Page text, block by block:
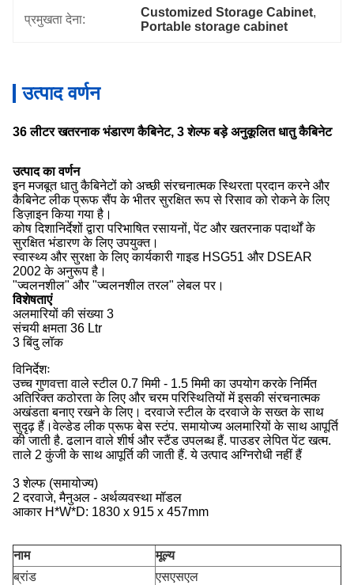
प्रमुखता देना:
Customized Storage Cabinet,
Portable storage cabinet
उत्पाद वर्णन
36 लीटर खतरनाक भंडारण कैबिनेट, 3 शेल्फ बड़े अनुकूलित धातु कैबिनेट
उत्पाद का वर्णन
इन मजबूत धातु कैबिनेटों को अच्छी संरचनात्मक स्थिरता प्रदान करने और
कैबिनेट लीक प्रूफ सैंप के भीतर सुरक्षित रूप से रिसाव को रोकने के लिए
डिज़ाइन किया गया है।
कोष दिशानिर्देशों द्वारा परिभाषित रसायनों, पेंट और खतरनाक पदार्थों के
सुरक्षित भंडारण के लिए उपयुक्त।
स्वास्थ्य और सुरक्षा के लिए कार्यकारी गाइड HSG51 और DSEAR
2002 के अनुरूप है।
"ज्वलनशील" और "ज्वलनशील तरल" लेबल पर।
विशेषताएं
अलमारियों की संख्या 3
संचयी क्षमता 36 Ltr
3 बिंदु लॉक
विनिर्देशः
उच्च गुणवत्ता वाले स्टील 0.7 मिमी - 1.5 मिमी का उपयोग करके निर्मित
अतिरिक्त कठोरता के लिए और चरम परिस्थितियों में इसकी संरचनात्मक
अखंडता बनाए रखने के लिए। दरवाजे स्टील के दरवाजे के सख्त के साथ
सुदृढ़ हैं।वेल्डेड लीक प्रूफ बेस स्टंप. समायोज्य अलमारियों के साथ आपूर्ति
की जाती है. ढलान वाले शीर्ष और स्टैंड उपलब्ध हैं. पाउडर लेपित पेंट खत्म.
ताले 2 कुंजी के साथ आपूर्ति की जाती हैं. ये उत्पाद अग्निरोधी नहीं हैं
3 शेल्फ (समायोज्य)
2 दरवाजे, मैनुअल - अर्थव्यवस्था मॉडल
आकार H*W*D: 1830 x 915 x 457mm
नाम
मूल्य
ब्रांड
एसएसएल